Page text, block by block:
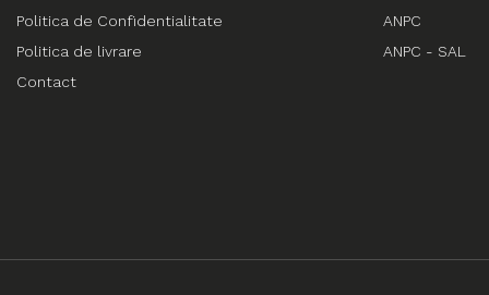
Politica de Confidentialitate
Politica de livrare
Contact
ANPC
ANPC - SAL